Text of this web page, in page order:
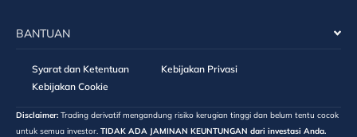
BANTUAN
Syarat dan Ketentuan
Kebijakan Privasi
Kebijakan Cookie
Disclaimer: Trading derivatif mengandung risiko kerugian tinggi dan belum tentu cocok
untuk semua investor. TIDAK ADA JAMINAN KEUNTUNGAN dari investasi Anda.